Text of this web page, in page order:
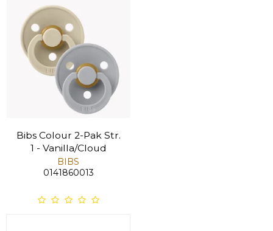
Bibs Colour 2-Pak Str.
1 - Vanilla/Cloud
BIBS
0141860013